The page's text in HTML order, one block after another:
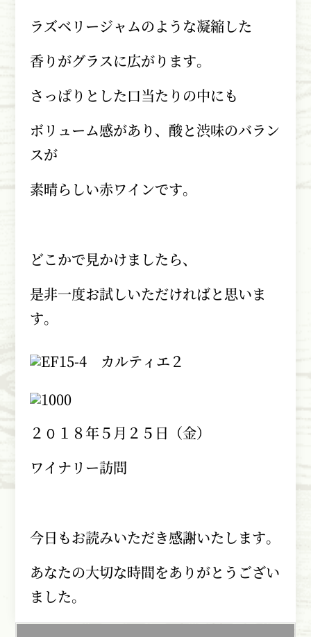
ラズベリージャムのような凝縮した
香りがグラスに広がります。
さっぱりとした口当たりの中にも
ボリューム感があり、酸と渋味のバラン
スが
素晴らしい赤ワインです。
どこかで見かけましたら、
是非一度お試しいただければと思いま
す。
２０１８年５月２５日（金）
ワイナリー訪問
今日もお読みいただき感謝いたします。
あなたの大切な時間をありがとうござい
ました。